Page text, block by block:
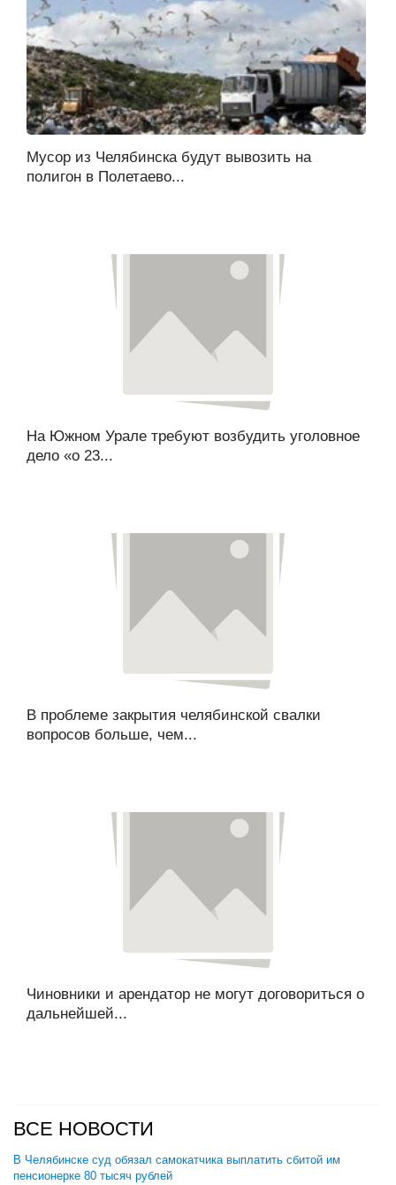
Мусор из Челябинска будут вывозить на
полигон в Полетаево...
На Южном Урале требуют возбудить уголовное
дело «о 23...
В проблеме закрытия челябинской свалки
вопросов больше, чем...
Чиновники и арендатор не могут договориться о
дальнейшей...
ВСЕ НОВОСТИ
В Челябинске суд обязал самокатчика выплатить сбитой им
пенсионерке 80 тысяч рублей